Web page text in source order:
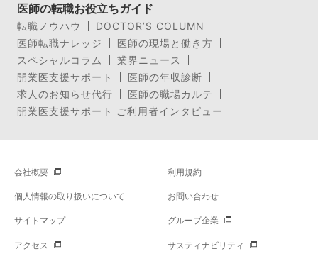
医師の転職お役立ちガイド
転職ノウハウ
DOCTOR’S COLUMN
医師転職ナレッジ
医師の現場と働き方
スペシャルコラム
業界ニュース
開業医支援サポート
医師の年収診断
求人のお知らせ代行
医師の職場カルテ
開業医支援サポート ご利用者インタビュー
会社概要 利用規約
個人情報の取り扱いについて お問い合わせ
サイトマップ グループ企業
アクセス サスティナビリティ